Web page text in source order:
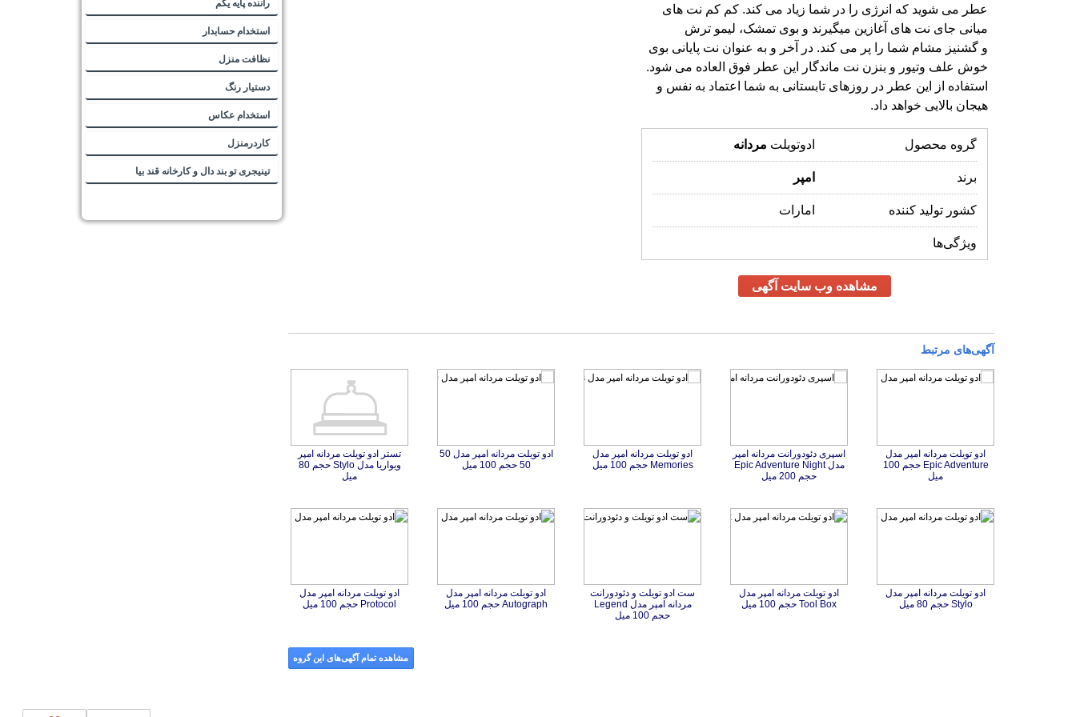
هیجان بالایی خواهد داد.
گروه محصول ادوتویلت مردانه
برند امپر
کشور تولید کننده امارات
ویژگی‌ها
مشاهده وب سایت آگهی
آگهی‌های مرتبط
ادو تویلت مردانه امپر مدل
Epic Adventure حجم 100
میل
اسپری دئودورانت مردانه امپر
مدل Epic Adventure Night
حجم 200 میل
ادو تویلت مردانه امپر مدل
Memories حجم 100 میل
ادو تویلت مردانه امپر مدل 50
50 حجم 100 میل
تستر ادو تویلت مردانه امپر
ویواریا مدل Stylo حجم 80
میل
ادو تویلت مردانه امپر مدل
Stylo حجم 80 میل
ادو تویلت مردانه امپر مدل
Tool Box حجم 100 میل
ست ادو تویلت و دئودورانت
مردانه امپر مدل Legend
حجم 100 میل
ادو تویلت مردانه امپر مدل
Autograph حجم 100 میل
ادو تویلت مردانه امپر مدل
Protocol حجم 100 میل
مشاهده تمام آگهی‌های این گروه
راننده پایه یکم
استخدام حسابدار
نظافت منزل
دستیار رنگ
استخدام عکاس
کاردرمنزل
تینیجری تو بند دال و کارخانه قند بیا